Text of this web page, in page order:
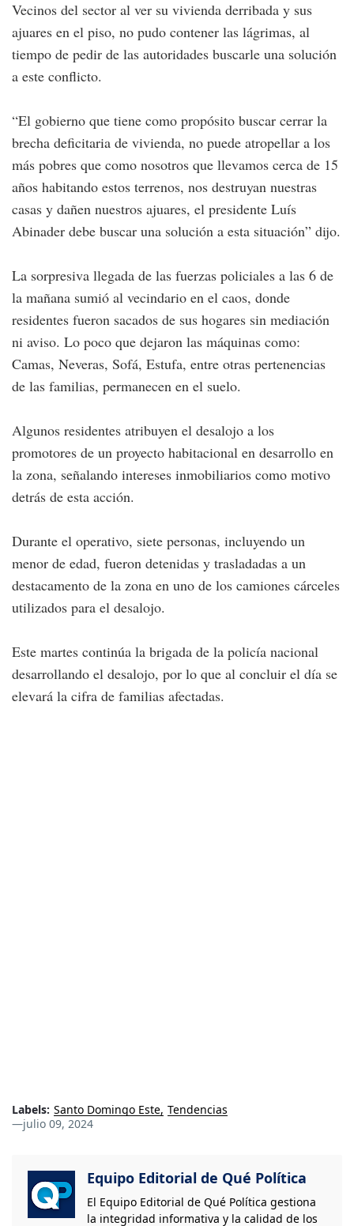
Vecinos del sector al ver su vivienda derribada y sus
ajuares en el piso, no pudo contener las lágrimas, al
tiempo de pedir de las autoridades buscarle una solución
a este conflicto.
“El gobierno que tiene como propósito buscar cerrar la
brecha deficitaria de vivienda, no puede atropellar a los
más pobres que como nosotros que llevamos cerca de 15
años habitando estos terrenos, nos destruyan nuestras
casas y dañen nuestros ajuares, el presidente Luís
Abinader debe buscar una solución a esta situación” dijo.
La sorpresiva llegada de las fuerzas policiales a las 6 de
la mañana sumió al vecindario en el caos, donde
residentes fueron sacados de sus hogares sin mediación
ni aviso. Lo poco que dejaron las máquinas como:
Camas, Neveras, Sofá, Estufa, entre otras pertenencias
de las familias, permanecen en el suelo.
Algunos residentes atribuyen el desalojo a los
promotores de un proyecto habitacional en desarrollo en
la zona, señalando intereses inmobiliarios como motivo
detrás de esta acción.
Durante el operativo, siete personas, incluyendo un
menor de edad, fueron detenidas y trasladadas a un
destacamento de la zona en uno de los camiones cárceles
utilizados para el desalojo.
Este martes continúa la brigada de la policía nacional
desarrollando el desalojo, por lo que al concluir el día se
elevará la cifra de familias afectadas.
Labels: Santo Domingo Este Tendencias
—julio 09, 2024
Equipo Editorial de Qué Política
El Equipo Editorial de Qué Política gestiona
la integridad informativa y la calidad de los